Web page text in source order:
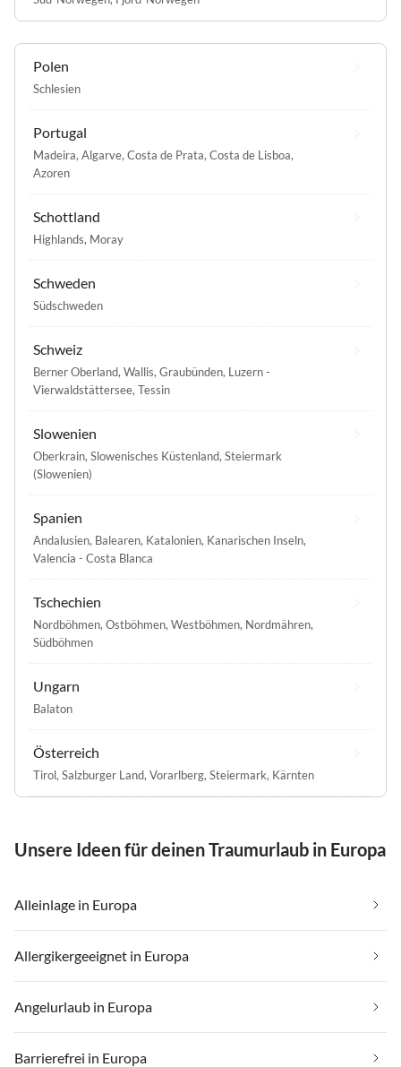
Polen
Schlesien
Portugal
Madeira, Algarve, Costa de Prata, Costa de Lisboa,
Azoren
Schottland
Highlands, Moray
Schweden
Südschweden
Schweiz
Berner Oberland, Wallis, Graubünden, Luzern -
Vierwaldstättersee, Tessin
Slowenien
Oberkrain, Slowenisches Küstenland, Steiermark
(Slowenien)
Spanien
Andalusien, Balearen, Katalonien, Kanarischen Inseln,
Valencia - Costa Blanca
Tschechien
Nordböhmen, Ostböhmen, Westböhmen, Nordmähren,
Südböhmen
Ungarn
Balaton
Österreich
Tirol, Salzburger Land, Vorarlberg, Steiermark, Kärnten
Unsere Ideen für deinen Traumurlaub in Europa
Alleinlage in Europa
Allergikergeeignet in Europa
Angelurlaub in Europa
Barrierefrei in Europa